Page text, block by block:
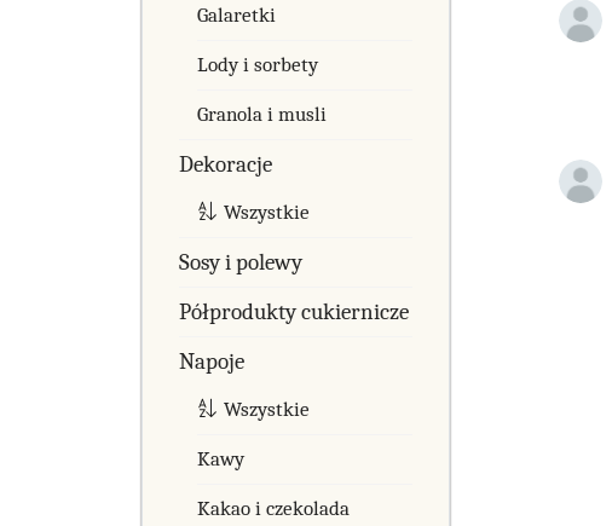
Galaretki
Lody i sorbety
Granola i musli
Dekoracje
Wszystkie
Sosy i polewy
Półprodukty cukiernicze
Napoje
Wszystkie
Kawy
Kakao i czekolada